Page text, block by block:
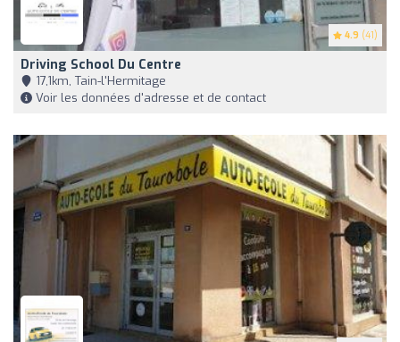
4.9 (41)
Driving School Du Centre
17,1km, Tain-l'Hermitage
Voir les données d'adresse et de contact